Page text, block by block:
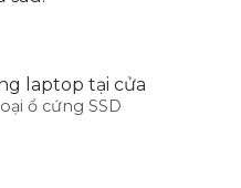
laptop tại cửa
ổ cứng SSD